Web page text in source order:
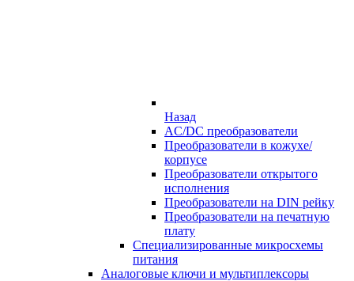
Назад
AC/DC преобразователи
Преобразователи в кожухе/
корпусе
Преобразователи открытого
исполнения
Преобразователи на DIN рейку
Преобразователи на печатную
плату
Специализированные микросхемы
питания
Аналоговые ключи и мультиплексоры